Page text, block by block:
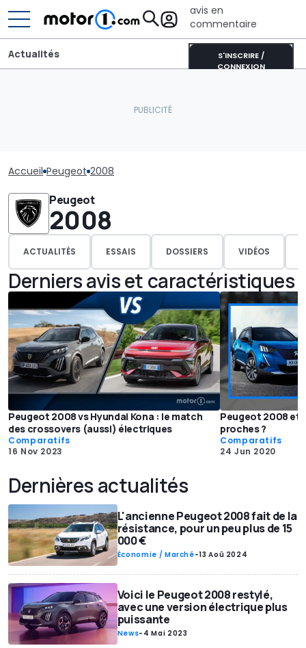
avis en
commentaire
S'INSCRIRE /
CONNEXION
Actualités
Accueil Peugeot 2008
Peugeot
2008
ACTUALITÉS ESSAIS DOSSIERS VIDÉOS
Derniers avis et caractéristiques
Peugeot 2008 vs Hyundai Kona : le match
des crossovers (aussi) électriques
Comparatifs
16 Nov 2023
Peugeot 2008 et
proches ?
Comparatifs
24 Jun 2020
Dernières actualités
L'ancienne Peugeot 2008 fait de la
résistance, pour un peu plus de 15
000 €
Économie / Marché-13 Aoû 2024
Voici le Peugeot 2008 restylé,
avec une version électrique plus
puissante
News- 4 Mai 2023